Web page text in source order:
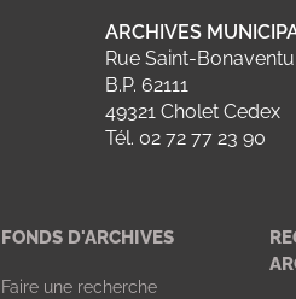
ARCHIVES
Rue Saint-
B.P. 62111
49321 Cholet Cedex
Tél. 02 72 77 23 90
FONDS D'ARCHIVES
Faire une recherche